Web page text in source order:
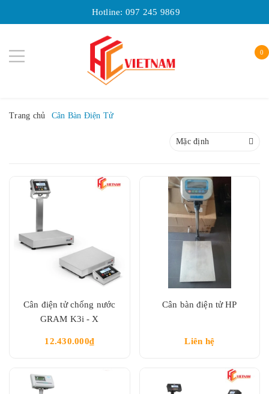
Hotline: 097 245 9869
0
Trang chủ Cân Bàn Điện Tử
Mặc định
Cân điện tử chống nước
GRAM K3i - X
12.430.000₫
Cân bàn điện tử HP
Liên hệ